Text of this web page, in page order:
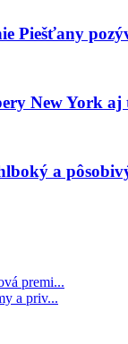
Piešťany
New York
a
premi...
a priv...